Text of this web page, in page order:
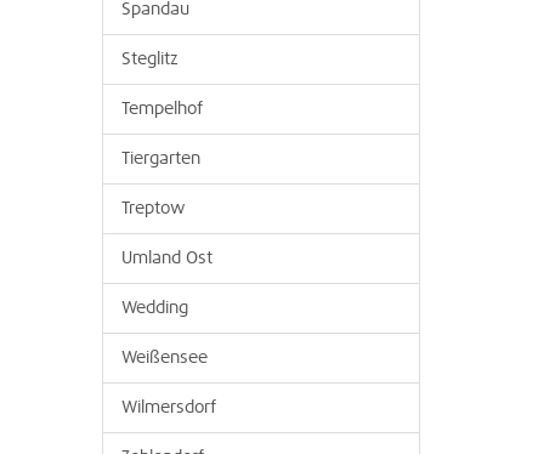
Spandau
Steglitz
Tempelhof
Tiergarten
Treptow
Umland Ost
Wedding
Weißensee
Wilmersdorf